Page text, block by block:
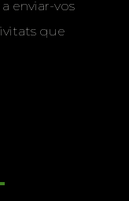
enviar-vos
que